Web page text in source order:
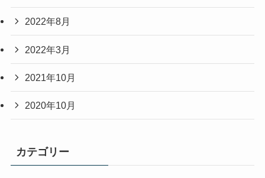
2022年8月
2022年3月
2021年10月
2020年10月
カテゴリー